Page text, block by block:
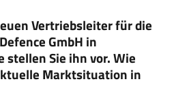
Vertriebsleiter für die
GmbH in
stellen Sie ihn vor. Wie
Marktsituation in